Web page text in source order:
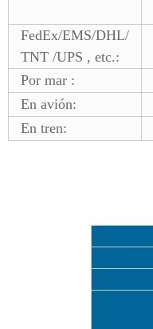
FedEx/EMS/DHL/
TNT /UPS , etc.:
Por mar :
En avión:
En tren: